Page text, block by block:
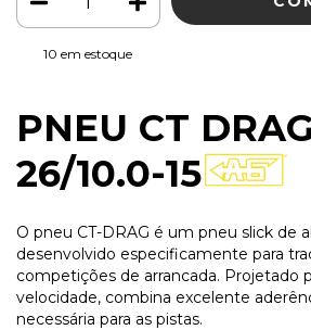
10 em estoque
PNEU CT
26/10.0-15
O pneu CT-DRAG é um pneu slick de
desenvolvido especificamente para
competições de arrancada. Projetado
velocidade, combina excelente
necessária para as pistas.